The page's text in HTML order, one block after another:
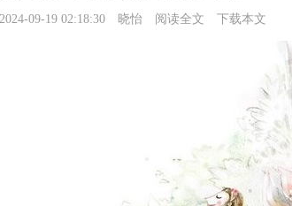
09-19 02:18:30 晓怡 阅读全文 下载本文